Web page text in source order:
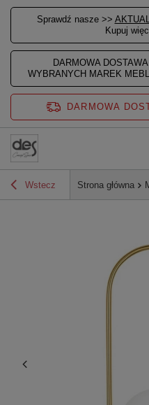
Sprawdź nasze >>
Kupuj
DARMOWA
WYBRANYCH MAREK
DARMOWA
Wstecz Strona główna